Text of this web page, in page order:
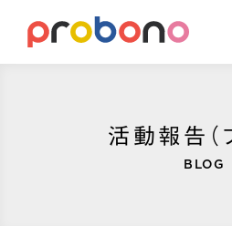
活動報告（
BLOG